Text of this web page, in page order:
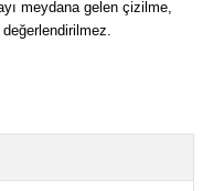
meydana gelen çizilme,